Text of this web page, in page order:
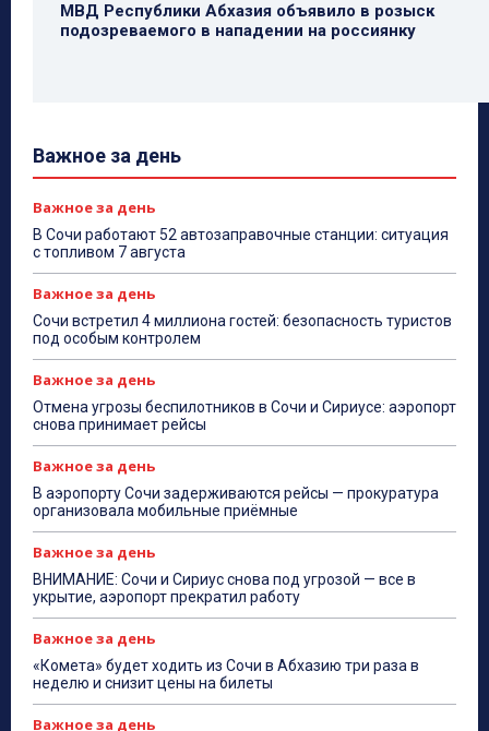
МВД Республики Абхазия объявило в розыск
подозреваемого в нападении на россиянку
Важное за день
Важное за день
В Сочи работают 52 автозаправочные станции: ситуация
с топливом 7 августа
Важное за день
Сочи встретил 4 миллиона гостей: безопасность туристов
под особым контролем
Важное за день
Отмена угрозы беспилотников в Сочи и Сириусе: аэропорт
снова принимает рейсы
Важное за день
В аэропорту Сочи задерживаются рейсы — прокуратура
организовала мобильные приёмные
Важное за день
ВНИМАНИЕ: Сочи и Сириус снова под угрозой — все в
укрытие, аэропорт прекратил работу
Важное за день
«Комета» будет ходить из Сочи в Абхазию три раза в
неделю и снизит цены на билеты
Важное за день